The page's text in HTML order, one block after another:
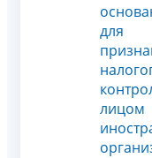
для
лицом